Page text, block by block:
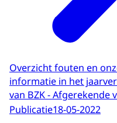
Overzicht fouten en
informatie in het
van BZK - Afgerekende
Publicatie18-05-2022